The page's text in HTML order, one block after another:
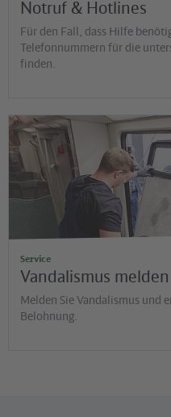
Notruf & Hotlines
Für den Fall, dass Hilfe
Telefonnummern für die
finden.
©
David Ulrich
Service
Vandalismus melden
Melden Sie Vandalismus und
Belohnung.